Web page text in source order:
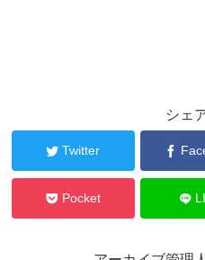
シェ
Twitter
Pocket